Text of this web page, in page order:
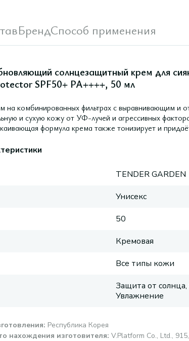
БрендСпособ применения
солнцезащитный крем для
SPF50+ PA++++, 50 мл
на комбинированных фильтрах с выравнивающим и
и сухую кожу от УФ-лучей и агрессивных
формула крема также тонизирует и
TENDER GARDEN
Унисекс
50
Кремовая
Все типы кожи
Защита от
Увлажнение
: Республика Корея
нахождения изготовителя: V.Platform Со., Ltd.,